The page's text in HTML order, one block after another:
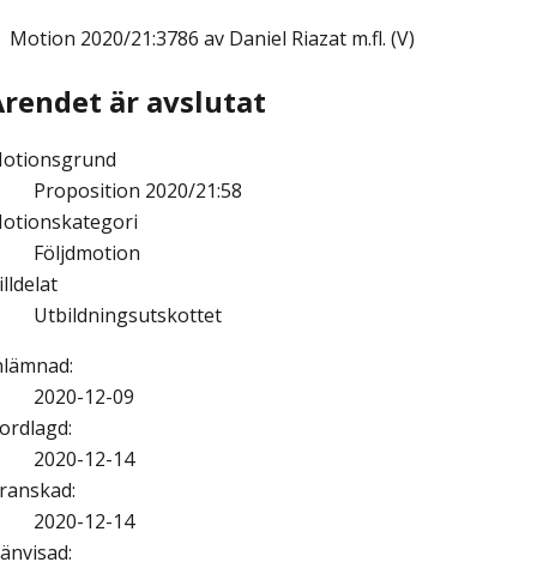
Motion 2020/21:3786 av Daniel Riazat m.fl. (V)
är avslutat
Proposition 2020/21:58
Följdmotion
Utbildningsutskottet
:
2020-12-09
:
2020-12-14
:
2020-12-14
: